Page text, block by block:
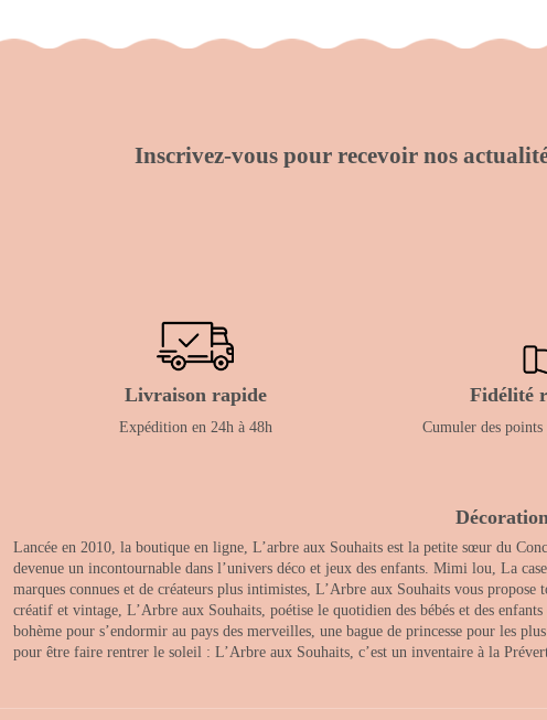
Inscrivez-vous pour recevoir nos
Livraison rapide
Expédition en 24h à 48h
Fidélité
Cumuler des
Lancée en 2010, la boutique en ligne, L’arbre aux Souhaits est la petite sœur du
devenue un incontournable dans l’univers déco et jeux des enfants. Mimi lou, La
marques connues et de créateurs plus intimistes, L’Arbre aux Souhaits vous
créatif et vintage, L’Arbre aux Souhaits, poétise le quotidien des bébés et des
bohème pour s’endormir au pays des merveilles, une bague de princesse pour les
pour être faire rentrer le soleil : L’Arbre aux Souhaits, c’est un inventaire à la